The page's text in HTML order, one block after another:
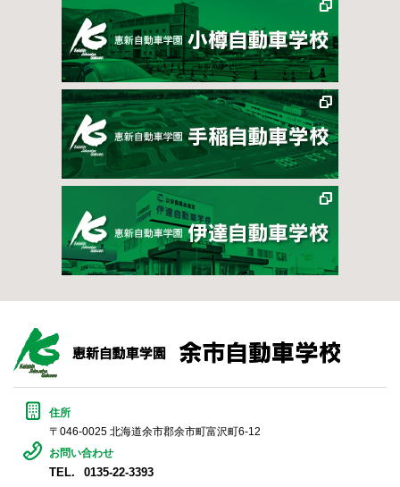
住所
〒046-0025 北海道余市郡余市町富沢町6-12
お問い合わせ
TEL. 0135-22-3393